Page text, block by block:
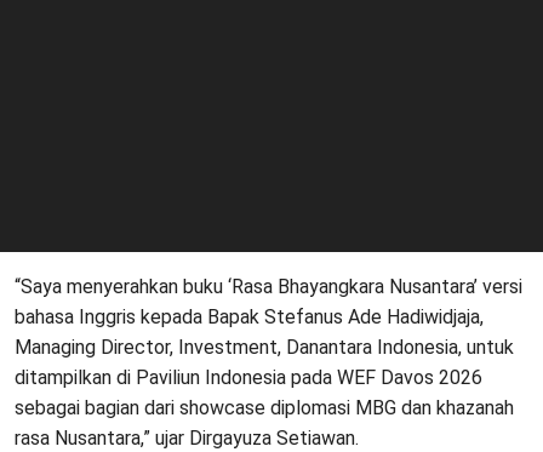
“Saya menyerahkan buku ‘Rasa Bhayangkara Nusantara’ versi
bahasa Inggris kepada Bapak Stefanus Ade Hadiwidjaja,
Managing Director, Investment, Danantara Indonesia, untuk
ditampilkan di Paviliun Indonesia pada WEF Davos 2026
sebagai bagian dari showcase diplomasi MBG dan khazanah
rasa Nusantara,” ujar Dirgayuza Setiawan.